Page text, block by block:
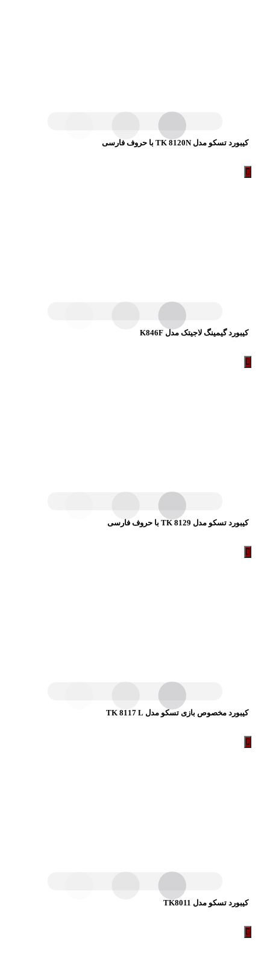
کیبورد تسکو مدل TK 8120N با حروف فارسی
کیبورد گیمینگ لاجیتک مدل K846F
کیبورد تسکو مدل TK 8129 با حروف فارسی
کیبورد مخصوص بازی تسکو مدل TK 8117 L
کیبورد تسکو مدل TK8011